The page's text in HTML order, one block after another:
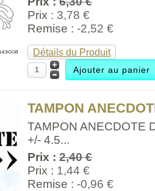
Prix : 3,78 €
Remise :-2,52 €
Détails du Produit
TAMPON
TAMPON ANECDOTE
+/- 4.5...
Prix :2,40 €
Prix : 1,44 €
Remise :-0,96 €